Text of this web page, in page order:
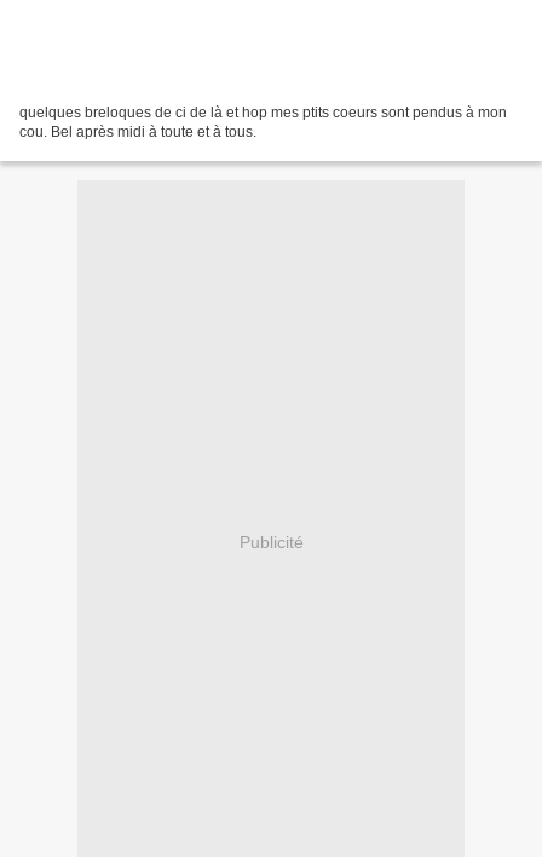
quelques breloques de ci de là et hop mes ptits coeurs sont pendus à mon
cou. Bel après midi à toute et à tous.
Publicité